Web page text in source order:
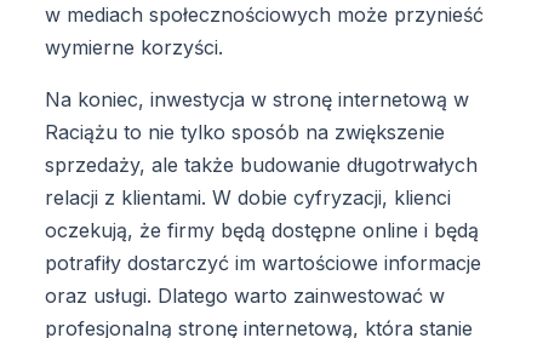
w mediach społecznościowych może przynieść
wymierne korzyści.
Na koniec, inwestycja w stronę internetową w
Raciążu to nie tylko sposób na zwiększenie
sprzedaży, ale także budowanie długotrwałych
relacji z klientami. W dobie cyfryzacji, klienci
oczekują, że firmy będą dostępne online i będą
potrafiły dostarczyć im wartościowe informacje
oraz usługi. Dlatego warto zainwestować w
profesjonalną stronę internetową, która stanie